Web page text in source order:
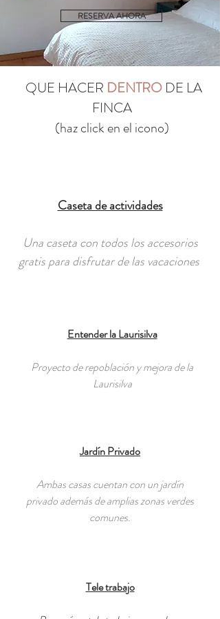
RESERVA AHORA
QUE HACER DENTRO DE LA
FINCA
(haz click en el icono)
Caseta de actividades​
Una caseta con todos los accesorios
gratis para disfrutar de las vacaciones
Entender la Laurisilva
Proyecto de repoblación y mejora de la
Laurisilva
Jardín Privado
Ambas casas cuentan con un jardín
privado además de amplias zonas verdes
comunes.
Tele trabajo